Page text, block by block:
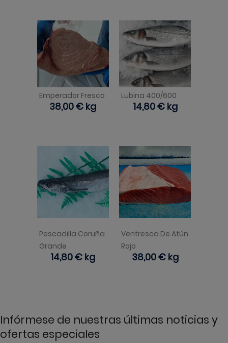
Emperador Fresco
Precio
38,00 € kg
Lubina 400/600
Precio
14,80 € kg
Pescadilla Coruña
Grande
Precio
14,80 € kg
Ventresca De Atún
Rojo
Precio
38,00 € kg
Infórmese de nuestras últimas noticias y
ofertas especiales